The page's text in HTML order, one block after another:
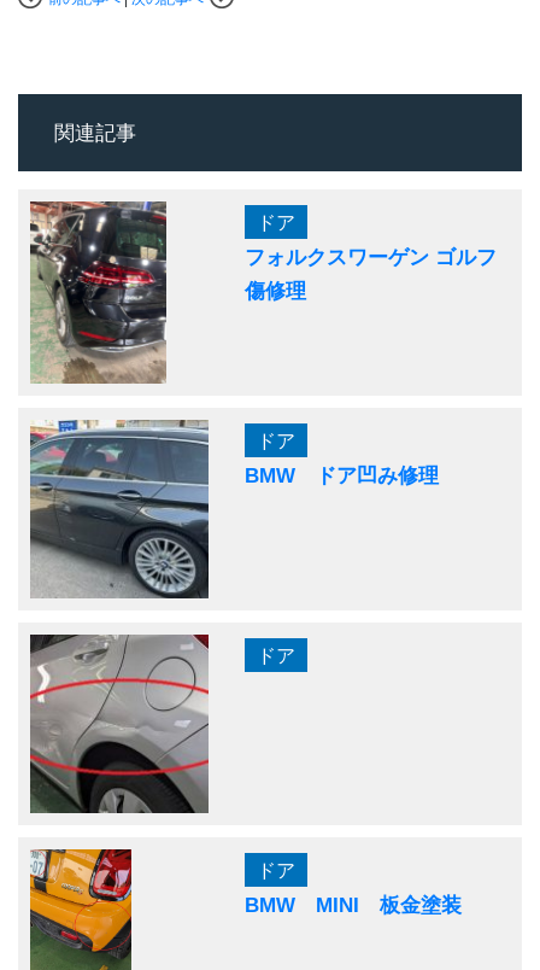
関連記事
ドア
フォルクスワーゲン ゴルフ
傷修理
ドア
BMW ドア凹み修理
ドア
ドア
BMW MINI 板金塗装